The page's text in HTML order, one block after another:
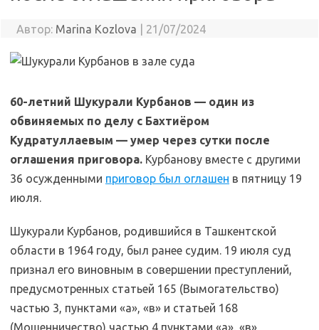
Автор: Marina Kozlova 21/07/2024
60-летний Шукурали Курбанов — один из
обвиняемых по делу с Бахтиёром
Кудратуллаевым — умер через сутки после
оглашения приговора. Курбанову вместе с другими
36 осужденными приговор был оглашен в пятницу 19
июля.
Шукурали Курбанов, родившийся в Ташкентской
области в 1964 году, был ранее судим. 19 июля суд
признал его виновным в совершении преступлений,
предусмотренных статьей 165 (Вымогательство)
частью 3, пунктами «а», «в» и статьей 168
(Мошенничество) частью 4 пунктами «а», «в»